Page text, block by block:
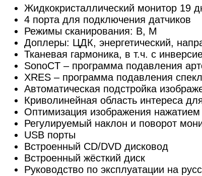
Жидкокристаллический монитор 19
4 порта для подключения датчиков
Режимы сканирования: В, М
Доплеры: ЦДК, энергетический,
Тканевая гармоника, в т.ч. с
SonoCT – программа подавления
XRES – программа подавления
Автоматическая подстройка
Криволинейная область интереса
Оптимизация изображения нажатием
Регулируемый наклон и поворот
USB порты
Встроенный CD/DVD дисковод
Встроенный жёсткий диск
Руководство по эксплуатации на